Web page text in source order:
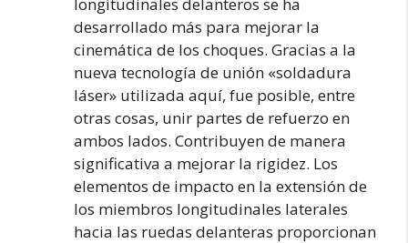
desarrollado más para mejorar la
cinemática de los choques. Gracias a la
nueva tecnología de unión «soldadura
láser» utilizada aquí, fue posible, entre
otras cosas, unir partes de refuerzo en
ambos lados. Contribuyen de manera
significativa a mejorar la rigidez. Los
elementos de impacto en la extensión de
los miembros longitudinales laterales
hacia las ruedas delanteras proporcionan